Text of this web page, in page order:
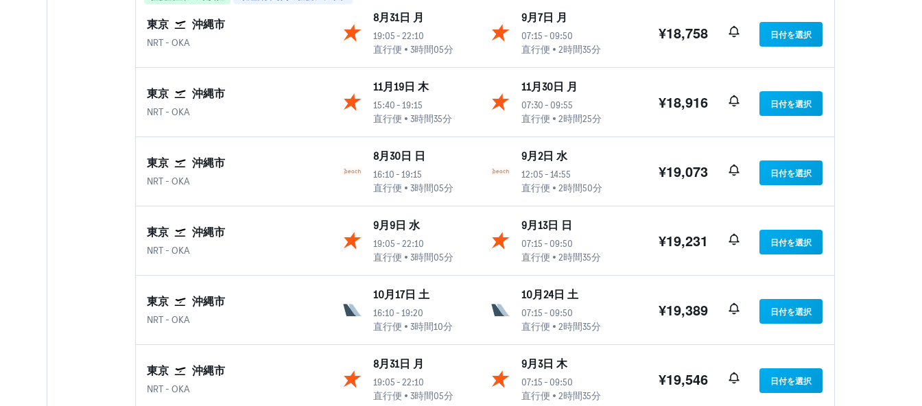
東京 沖縄市
NRT 東京 成田国際空港
- OKA
8月31日 月
19:05 - 22:10
直行便
3時間05分
9月7日 月
07:15- 09:50
直行便
2時間35分
¥18,758 日付を選択
東京 沖縄市
NRT 東京 成田国際空港
- OKA
11月19日 木
15:40 - 19:15
直行便
3時間35分
11月30日 月
07:30- 09:55
直行便
2時間25分
¥18,916 日付を選択
東京 沖縄市
NRT 東京 成田国際空港
- OKA
8月30日 日
16:10 - 19:15
直行便
3時間05分
9月2日 水
12:05-14:55
直行便
2時間50分
¥19,073 日付を選択
東京 沖縄市
NRT 東京 成田国際空港
- OKA
9月9日 水
19:05 - 22:10
直行便
3時間05分
9月13日 日
07:15- 09:50
直行便
2時間35分
¥19,231 日付を選択
東京 沖縄市
NRT 東京 成田国際空港
- OKA
10月17日 土
16:10 - 19:20
直行便
3時間10分
10月24日 土
07:15- 09:50
直行便
2時間35分
¥19,389 日付を選択
東京 沖縄市
NRT 東京 成田国際空港
- OKA
8月31日 月
19:05 - 22:10
直行便
3時間05分
9月3日 木
07:15- 09:50
直行便
2時間35分
¥19,546 日付を選択